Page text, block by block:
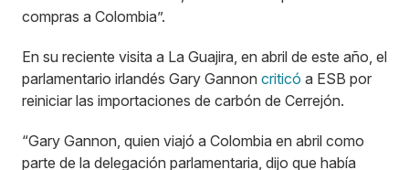
compras a Colombia”.
En su reciente visita a La Guajira, en abril de este año, el
parlamentario irlandés Gary Gannon criticó a ESB por
reiniciar las importaciones de carbón de Cerrejón.
“Gary Gannon, quien viajó a Colombia en abril como
parte de la delegación parlamentaria, dijo que había